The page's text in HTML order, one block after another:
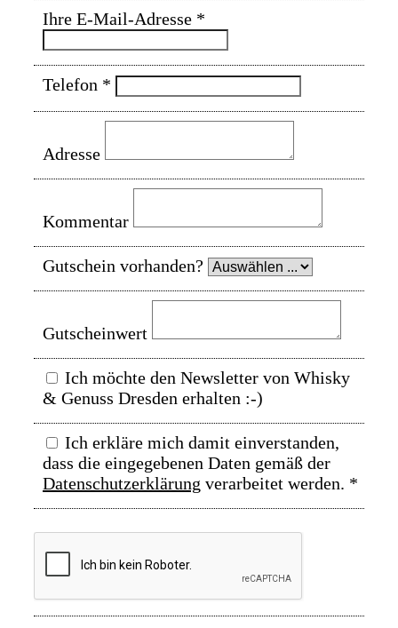
Ihre E-Mail-Adresse *
Telefon *
Adresse
Kommentar
Gutschein vorhanden?
Gutscheinwert
Ich möchte den Newsletter von Whisky
& Genuss Dresden erhalten :-)
Ich erkläre mich damit einverstanden,
dass die eingegebenen Daten gemäß der
Datenschutzerklärung verarbeitet werden. *